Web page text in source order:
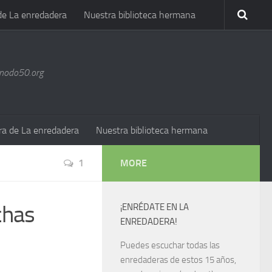
La enredadera Nuestra biblioteca hermana
de La enredadera Nuestra biblioteca hermana
1 MORE
¡ENRÉDATE EN LA
ENREDADERA!
Puedes escuchar todas las
enredaderas de estos 15 años,